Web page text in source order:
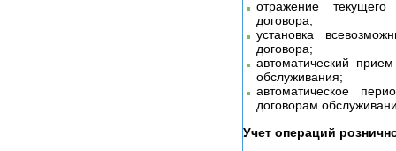
отражение
договора;
установка
договора;
автоматический
обслуживания;
автоматическое
договорам
Учет операций